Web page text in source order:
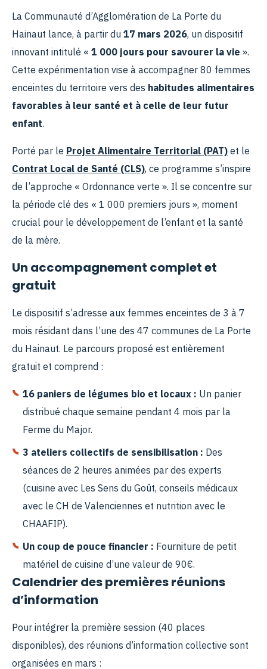
La Communauté d’Agglomération de La Porte du
Hainaut lance, à partir du 17 mars 2026, un dispositif
innovant intitulé « 1 000 jours pour savourer la vie ».
Cette expérimentation vise à accompagner 80 femmes
enceintes du territoire vers des habitudes alimentaires
favorables à leur santé et à celle de leur futur
enfant.
Porté par le Projet Alimentaire Territorial (PAT) et le
Contrat Local de Santé (CLS), ce programme s’inspire
de l’approche « Ordonnance verte ». Il se concentre sur
la période clé des « 1 000 premiers jours », moment
crucial pour le développement de l’enfant et la santé
de la mère.
Un accompagnement complet et
gratuit
Le dispositif s’adresse aux femmes enceintes de 3 à 7
mois résidant dans l’une des 47 communes de La Porte
du Hainaut. Le parcours proposé est entièrement
gratuit et comprend :
16 paniers de légumes bio et locaux : Un panier
distribué chaque semaine pendant 4 mois par la
Ferme du Major.
3 ateliers collectifs de sensibilisation : Des
séances de 2 heures animées par des experts
(cuisine avec Les Sens du Goût, conseils médicaux
avec le CH de Valenciennes et nutrition avec le
CHAAFIP).
Un coup de pouce financier : Fourniture de petit
matériel de cuisine d’une valeur de 90€.
Calendrier des premières réunions
d’information
Pour intégrer la première session (40 places
disponibles), des réunions d’information collective sont
organisées en mars :